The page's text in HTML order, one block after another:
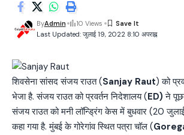
Last Updated: जुलाई 19, 2022 8:10 अपराह्न
ByAdmin 10 Views
शिवसेना सांसद संजय राउत (Sanjay Raut) को
भेजा है. संजय राउत को प्रवर्तन निदेशालय (ED) ने
संजय राउत को मनी लॉन्ड्रिंग केस में बुधवार (20
कहा गया है. मुंबई के गोरेगांव स्थित पत्रा चॉल (